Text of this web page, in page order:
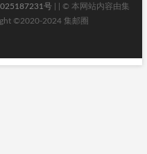
号| | © 本网站内容由集
©2020-2024 集邮圈